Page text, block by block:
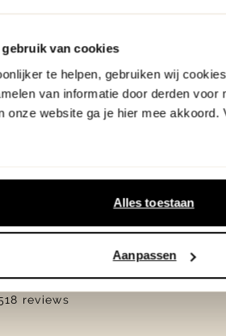
van cookies
te helpen, gebruiken wij
van informatie door derden voor
onze website ga je hier mee akkoord.
Alles toestaan
Aanpassen
reviews